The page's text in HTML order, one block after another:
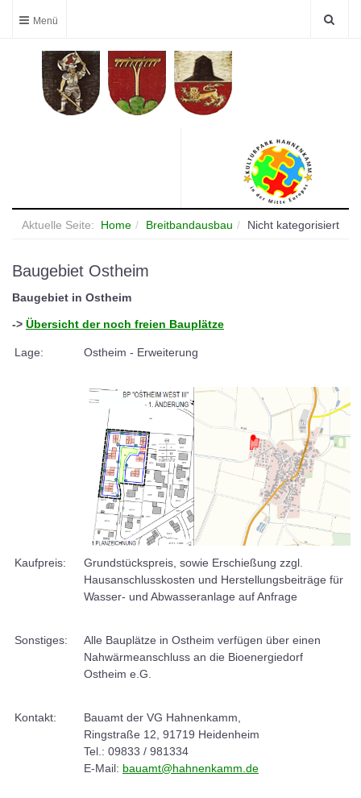
Aktuelle Seite: Home Breitbandausbau Nicht kategorisiert
Baugebiet Ostheim
Baugebiet in Ostheim
-> Übersicht der noch freien Bauplätze
Lage: Ostheim - Erweiterung
Kaufpreis:
Grundstückspreis, sowie Erschießung zzgl.
Hausanschlusskosten und Herstellungsbeiträge für
Wasser- und Abwasseranlage auf Anfrage
Sonstiges:
Alle Bauplätze in Ostheim verfügen über einen
Nahwärmeanschluss an die Bioenergiedorf
Ostheim e.G.
Kontakt:
Bauamt der VG Hahnenkamm,
Ringstraße 12, 91719 Heidenheim
Tel.: 09833 / 981334
E-Mail: bauamt@hahnenkamm.de